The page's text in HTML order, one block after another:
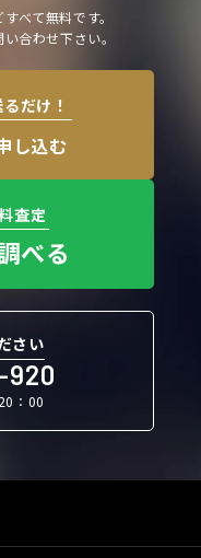
べて無料です。
合わせ下さい。
だけ！
し込む
査定
べる
さい
920
：00